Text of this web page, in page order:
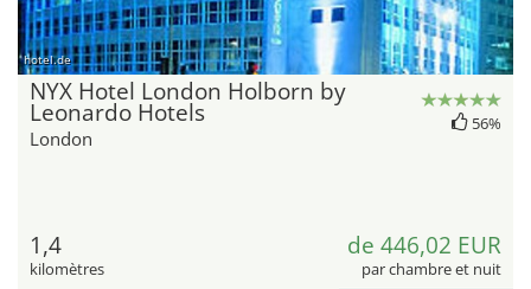
hotel.de
NYX Hotel London Holborn by
Leonardo Hotels
London
56%
1,4
kilomètres
de 446,02 EUR
par chambre et nuit